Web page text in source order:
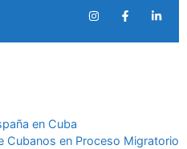
en Cuba
Cubanos en Proceso Migratorio